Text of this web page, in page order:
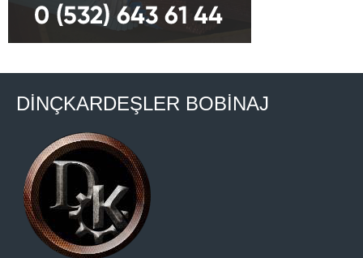
DİNÇKARDEŞLER BOBİNAJ